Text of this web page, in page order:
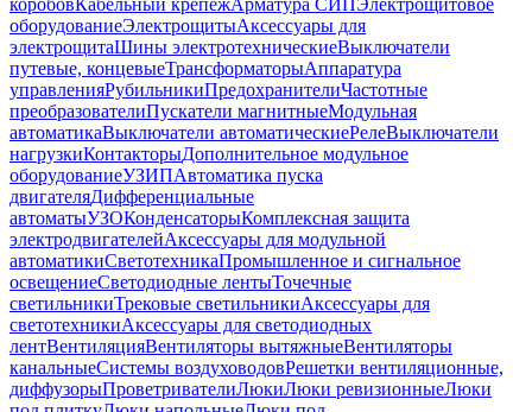
коробовКабельный крепежАрматура СИПЭлектрощитовое
оборудованиеЭлектрощитыАксессуары для
электрощитаШины электротехническиеВыключатели
путевые, концевыеТрансформаторыАппаратура
управленияРубильникиПредохранителиЧастотные
преобразователиПускатели магнитныеМодульная
автоматикаВыключатели автоматическиеРелеВыключатели
нагрузкиКонтакторыДополнительное модульное
оборудованиеУЗИПАвтоматика пуска
двигателяДифференциальные
автоматыУЗОКонденсаторыКомплексная защита
электродвигателейАксессуары для модульной
автоматикиСветотехникаПромышленное и сигнальное
освещениеСветодиодные лентыТочечные
светильникиТрековые светильникиАксессуары для
светотехникиАксессуары для светодиодных
лентВентиляцияВентиляторы вытяжныеВентиляторы
канальныеСистемы воздуховодовРешетки вентиляционные,
диффузорыПроветривателиЛюкиЛюки ревизионныеЛюки